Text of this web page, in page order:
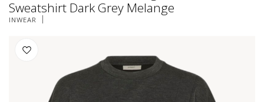
Sweatshirt Dark Grey Melange
INWEAR